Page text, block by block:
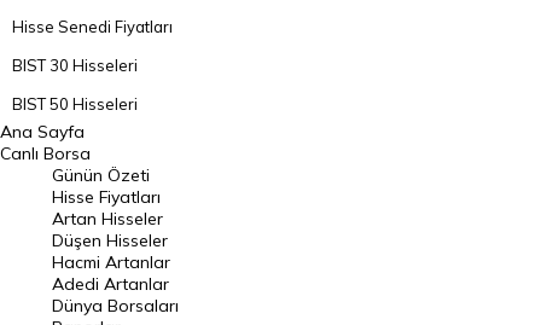
Hisse Senedi Fiyatları
BIST 30 Hisseleri
BIST 50 Hisseleri
BIST 100 Hisseleri
En Çok Artan Hisseler
En Çok Düşen Hisseler
Hacmi Artanlar
Geçmiş Kapanışlar
Ana Sayfa
Canlı Borsa
Günün Özeti
Hisse Fiyatları
Artan Hisseler
Düşen Hisseler
Hacmi Artanlar
Adedi Artanlar
Dünya Borsaları